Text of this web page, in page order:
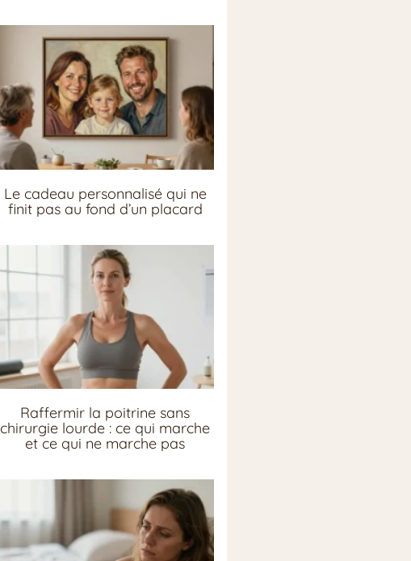
Le cadeau personnalisé qui ne
finit pas au fond d’un placard
Raffermir la poitrine sans
chirurgie lourde : ce qui marche
et ce qui ne marche pas